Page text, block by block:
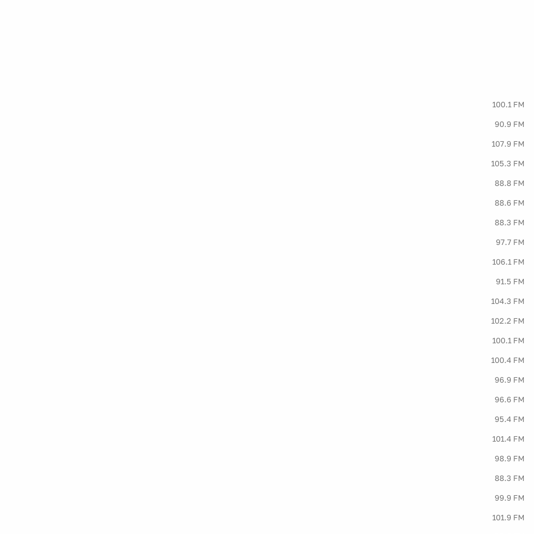
100.1 FM
90.9 FM
107.9 FM
105.3 FM
88.8 FM
88.6 FM
88.3 FM
97.7 FM
106.1 FM
91.5 FM
104.3 FM
102.2 FM
100.1 FM
100.4 FM
96.9 FM
96.6 FM
95.4 FM
101.4 FM
98.9 FM
88.3 FM
99.9 FM
101.9 FM